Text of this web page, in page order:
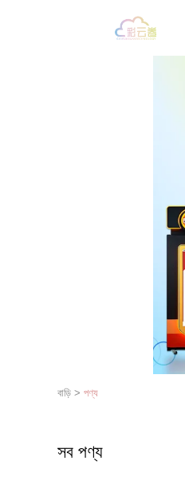
বাড়ি > পণ্য
সব পণ্য